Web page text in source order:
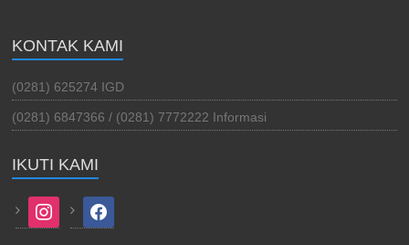
KONTAK KAMI
(0281) 625274 IGD
(0281) 6847366 / (0281) 7772222 Informasi
IKUTI KAMI
instagram facebook